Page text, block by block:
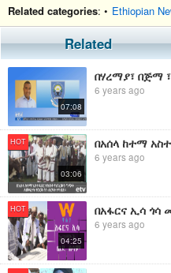
Related categories: • Ethiopian
Related
07:08
6 years ago
HOT
03:06
6 years ago
HOT
04:25
6 years ago